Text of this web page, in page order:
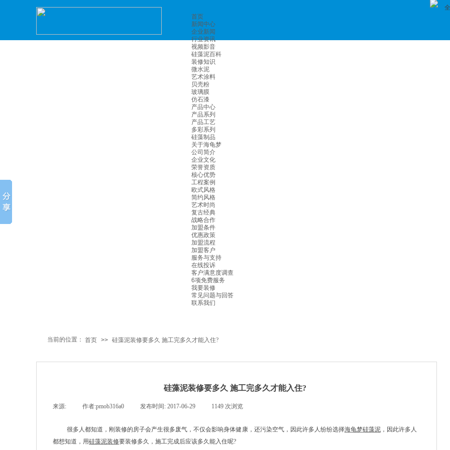
首页
新闻中心
企业新闻
行业资讯
视频影音
硅藻泥百科
装修知识
微水泥
艺术涂料
贝壳粉
玻璃膜
仿石漆
产品中心
产品系列
产品工艺
多彩系列
硅藻制品
关于海龟梦
公司简介
企业文化
荣誉资质
核心优势
工程案例
欧式风格
简约风格
艺术时尚
复古经典
战略合作
加盟条件
优惠政策
加盟流程
加盟客户
服务与支持
在线投诉
客户满意度调查
6项免费服务
我要装修
常见问题与回答
联系我们
当前的位置： 首页 >> 硅藻泥装修要多久 施工完多久才能入住?
硅藻泥装修要多久 施工完多久才能入住?
来源: 作者:pmob316a0 发布时间: 2017-06-29 1149 次浏览
很多人都知道，刚装修的房子会产生很多废气，不仅会影响身体健康，还污染空气，因此许多人纷纷选择海龟梦硅藻泥，因此许多人
都想知道，用硅藻泥装修要装修多久，施工完成后应该多久能入住呢?